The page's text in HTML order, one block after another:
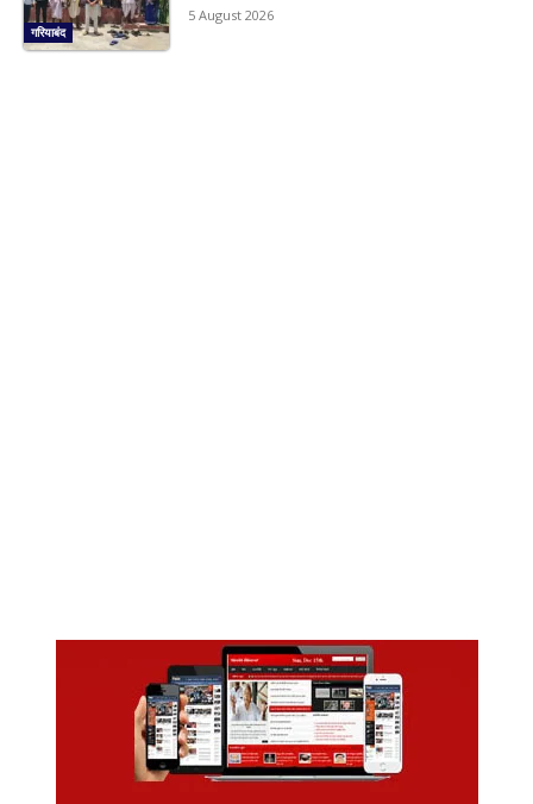
गरियाबंद
5 August 2026